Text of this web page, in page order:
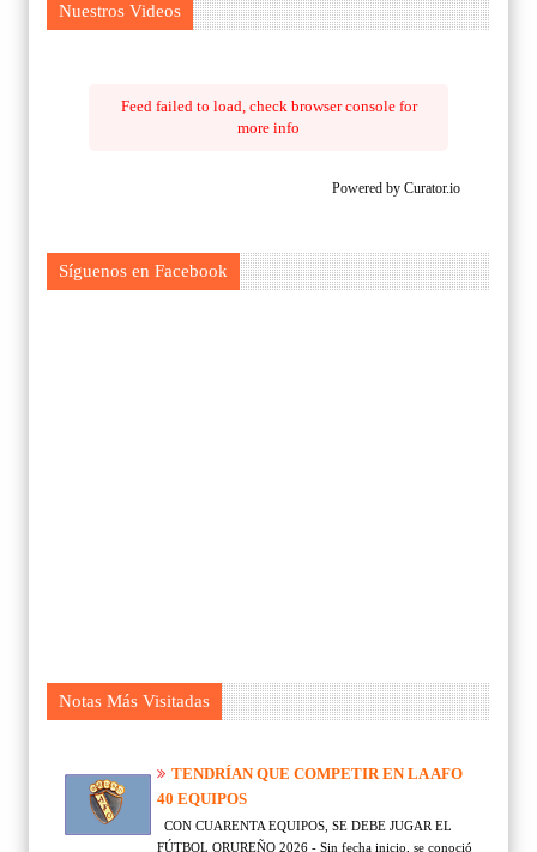
Nuestros Videos
Feed failed to load, check browser console for
more info
Powered by Curator.io
Síguenos en Facebook
Notas Más Visitadas
TENDRÍAN QUE COMPETIR EN LA AFO
40 EQUIPOS
CON CUARENTA EQUIPOS, SE DEBE JUGAR EL
FÚTBOL ORUREÑO 2026 - Sin fecha inicio, se conoció